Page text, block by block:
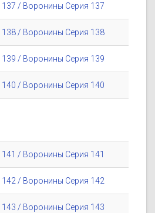
/ Воронины Серия 137
138 / Воронины Серия 138
/ Воронины Серия 139
/ Воронины Серия 140
/ Воронины Серия 141
142 / Воронины Серия 142
/ Воронины Серия 143